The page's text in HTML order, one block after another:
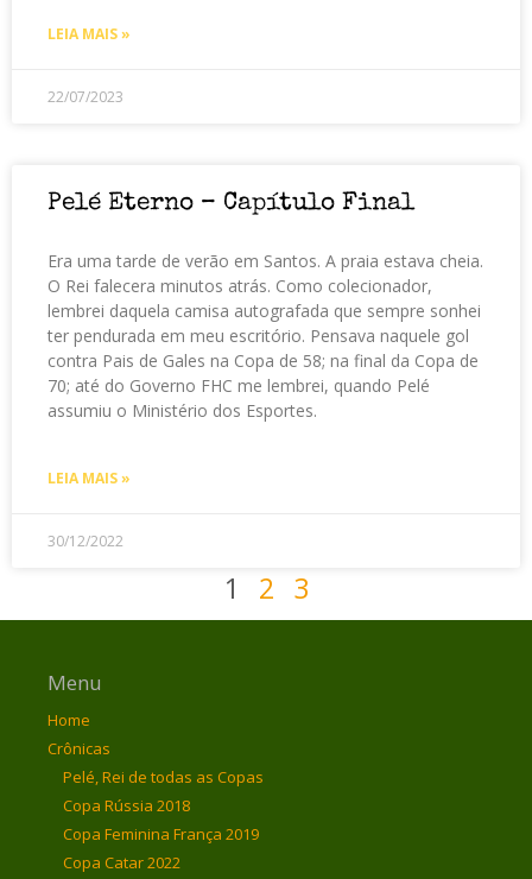
LEIA MAIS »
22/07/2023
Pelé Eterno – Capítulo Final
Era uma tarde de verão em Santos. A praia estava cheia.
O Rei falecera minutos atrás. Como colecionador,
lembrei daquela camisa autografada que sempre sonhei
ter pendurada em meu escritório. Pensava naquele gol
contra Pais de Gales na Copa de 58; na final da Copa de
70; até do Governo FHC me lembrei, quando Pelé
assumiu o Ministério dos Esportes.
LEIA MAIS »
30/12/2022
1 2 3
Menu
Home
Crônicas
Pelé, Rei de todas as Copas
Copa Rússia 2018
Copa Feminina França 2019
Copa Catar 2022